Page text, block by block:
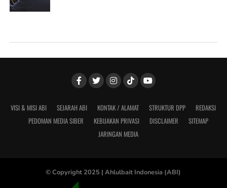
VISI & MISI ABI SEJARAH ABI KONTAK / ALAMAT STRUKTUR DPP
REDAKSI
PEDOMAN MEDIA SIBER
KEBIJAKAN PRIVASI DISCLAIMER
SITEMAP
JARINGAN MEDIA
© Copyright 2025 | Ahlulbait Indonesia (ABI)